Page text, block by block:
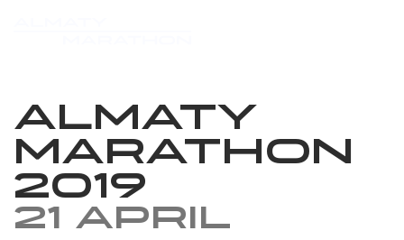
Almaty
Marathon
2019
21 April